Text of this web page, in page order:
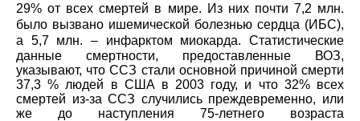
29% от всех смертей в мире. Из них почти 7,2 млн.
было вызвано ишемической болезнью сердца (ИБС),
а 5,7 млн. – инфарктом миокарда. Статистические
данные смертности, предоставленные ВОЗ,
указывают, что ССЗ стали основной причиной смерти
37,3 % людей в США в 2003 году, и что 32% всех
смертей из-за ССЗ случились преждевременно, или
же до наступления 75-летнего возраста